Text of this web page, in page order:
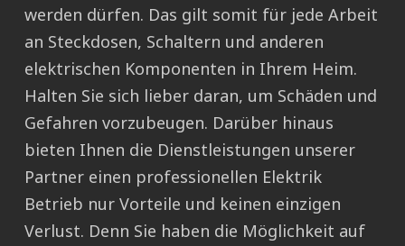
werden dürfen. Das gilt somit für jede Arbeit
an Steckdosen, Schaltern und anderen
elektrischen Komponenten in Ihrem Heim.
Halten Sie sich lieber daran, um Schäden und
Gefahren vorzubeugen. Darüber hinaus
bieten Ihnen die Dienstleistungen unserer
Partner einen professionellen Elektrik
Betrieb nur Vorteile und keinen einzigen
Verlust. Denn Sie haben die Möglichkeit auf